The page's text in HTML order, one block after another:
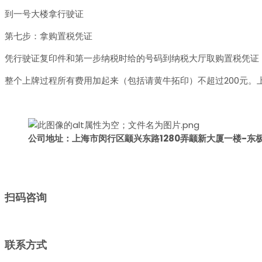
到一号大楼拿行驶证
第七步：拿购置税凭证
凭行驶证复印件和第一步纳税时给的号码到纳税大厅取购置税凭证
整个上牌过程所有费用加起来（包括请黄牛拓印）不超过200元。
公司地址：上海市闵行区颛兴东路1280弄颛新大厦一楼-东
扫码咨询
联系方式